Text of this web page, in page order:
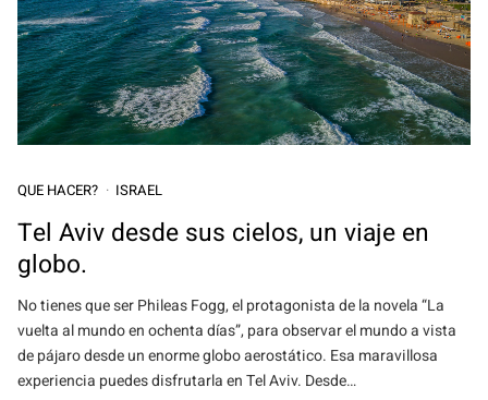
QUE HACER? ISRAEL
Tel Aviv desde sus cielos, un viaje en
globo.
No tienes que ser Phileas Fogg, el protagonista de la novela “La
vuelta al mundo en ochenta días”, para observar el mundo a vista
de pájaro desde un enorme globo aerostático. Esa maravillosa
experiencia puedes disfrutarla en Tel Aviv. Desde…